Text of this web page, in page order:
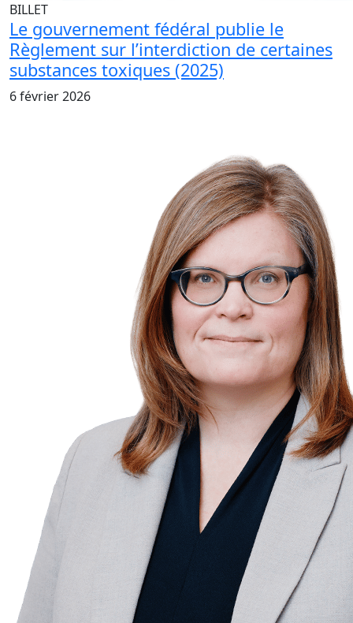
BILLET
Le gouvernement fédéral publie le
Règlement sur l’interdiction de certaines
substances toxiques (2025)
6 février 2026